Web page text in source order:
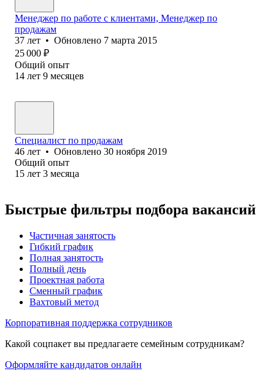
Менеджер по работе с клиентами, Менеджер по
продажам
37 лет • Обновлено 7 марта 2015
25 000 ₽
Общий опыт
14 лет 9 месяцев
Специалист по продажам
46 лет • Обновлено 30 ноября 2019
Общий опыт
15 лет 3 месяца
Быстрые фильтры подбора вакансий
Частичная занятость
Гибкий график
Полная занятость
Полный день
Проектная работа
Сменный график
Вахтовый метод
Корпоративная поддержка сотрудников
Какой соцпакет вы предлагаете семейным сотрудникам?
Оформляйте кандидатов онлайн